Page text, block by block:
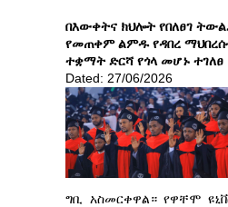
በእውቀትና ክህሎት የበለፀገ
የመጠቀም ልምዱ የዳበረ
ተቋማት ድርሻ የጎላ መሆኑ ተገለፀ
Dated: 27/06/2026
ግቢ አስመርቀዋል። የዋቸሞ